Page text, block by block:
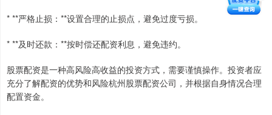
* **严格止损：**设置合理的止损点，避免过度亏损。
* **及时还款：**按时偿还配资利息，避免违约。
股票配资是一种高风险高收益的投资方式，需要谨慎操作。投资者应
充分了解配资的优势和风险杭州股票配资公司，并根据自身情况合理
配置资金。